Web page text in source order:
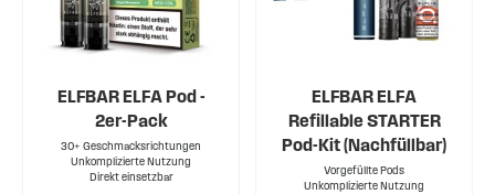
ELFBAR ELFA Pod -
2er-Pack
30+ Geschmacksrichtungen
Unkomplizierte Nutzung
Direkt einsetzbar
ELFBAR ELFA
Refillable STARTER
Pod-Kit (Nachfüllbar)
Vorgefüllte Pods
Unkomplizierte Nutzung